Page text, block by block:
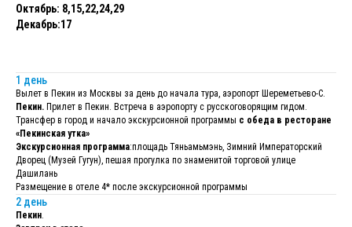
Октябрь: 8,15,22,24,29
Декабрь:17
1 день
Вылет в Пекин из Москвы за день до начала тура, аэропорт Шереметьево-С.
Пекин. Прилет в Пекин. Встреча в аэропорту с русскоговорящим гидом.
Трансфер в город и начало экскурсионной программы с обеда в ресторане
«Пекинская утка»
Экскурсионная программа:площадь Тяньамьмэнь, Зимний Императорский
Дворец (Музей Гугун), пешая прогулка по знаменитой торговой улице
Дашилань
Размещение в отеле 4* после экскурсионной программы
2 день
Пекин